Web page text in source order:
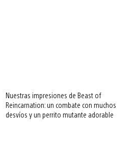
Nuestras impresiones de Beast of
Reincarnation: un combate con muchos
desvíos y un perrito mutante adorable